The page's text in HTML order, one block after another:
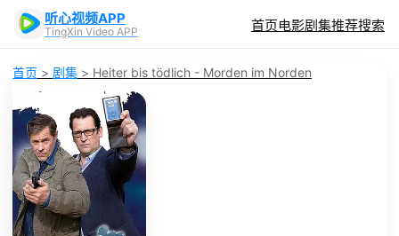
听心视频APP
TingXin Video APP 首页电影剧集推荐搜索
首页 > 剧集 > Heiter bis tödlich - Morden im Norden